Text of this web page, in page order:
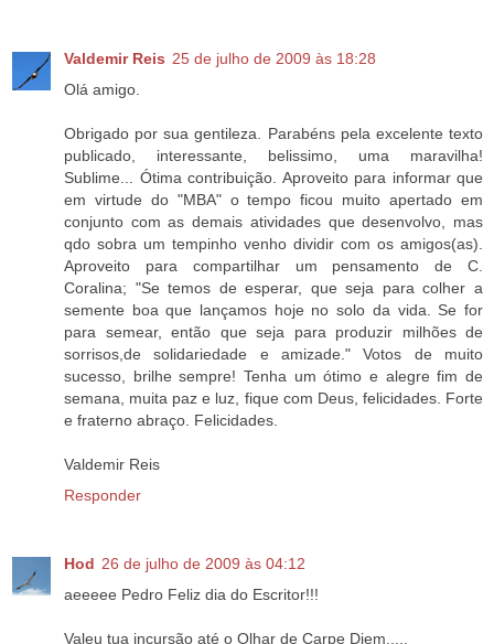
Valdemir Reis 25 de julho de 2009 às 18:28
Olá amigo.
Obrigado por sua gentileza. Parabéns pela excelente texto
publicado, interessante, belissimo, uma maravilha!
Sublime... Ótima contribuição. Aproveito para informar que
em virtude do "MBA" o tempo ficou muito apertado em
conjunto com as demais atividades que desenvolvo, mas
qdo sobra um tempinho venho dividir com os amigos(as).
Aproveito para compartilhar um pensamento de C.
Coralina; "Se temos de esperar, que seja para colher a
semente boa que lançamos hoje no solo da vida. Se for
para semear, então que seja para produzir milhões de
sorrisos,de solidariedade e amizade." Votos de muito
sucesso, brilhe sempre! Tenha um ótimo e alegre fim de
semana, muita paz e luz, fique com Deus, felicidades. Forte
e fraterno abraço. Felicidades.
Valdemir Reis
Responder
Hod 26 de julho de 2009 às 04:12
aeeeee Pedro Feliz dia do Escritor!!!
Valeu tua incursão até o Olhar de Carpe Diem.....